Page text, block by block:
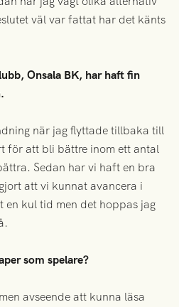
väl var fattat har det känts
Onsala BK, har haft fin
när jag flyttade tillbaka till
för att bli bättre inom ett antal
Sedan har vi haft en bra
att vi kunnat avancera i
en kul tid men det hoppas jag
som spelare?
avseende att kunna läsa